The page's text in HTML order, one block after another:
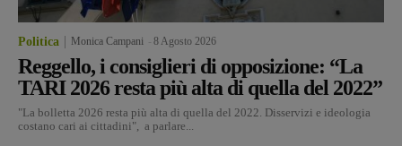
Politica Monica Campani 8 Agosto 2026
Reggello, i consiglieri di opposizione: “La
TARI 2026 resta più alta di quella del 2022”
"La bolletta 2026 resta più alta di quella del 2022. Disservizi e ideologia
costano cari ai cittadini", a parlare...